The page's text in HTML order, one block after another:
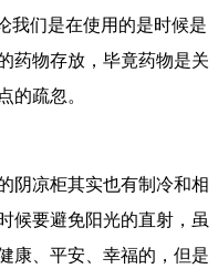
我们是在使用的是时候是
药物存放，毕竟药物是关
的疏忽。
阴凉柜其实也有制冷和相
候要避免阳光的直射，虽
康、平安、幸福的，但是